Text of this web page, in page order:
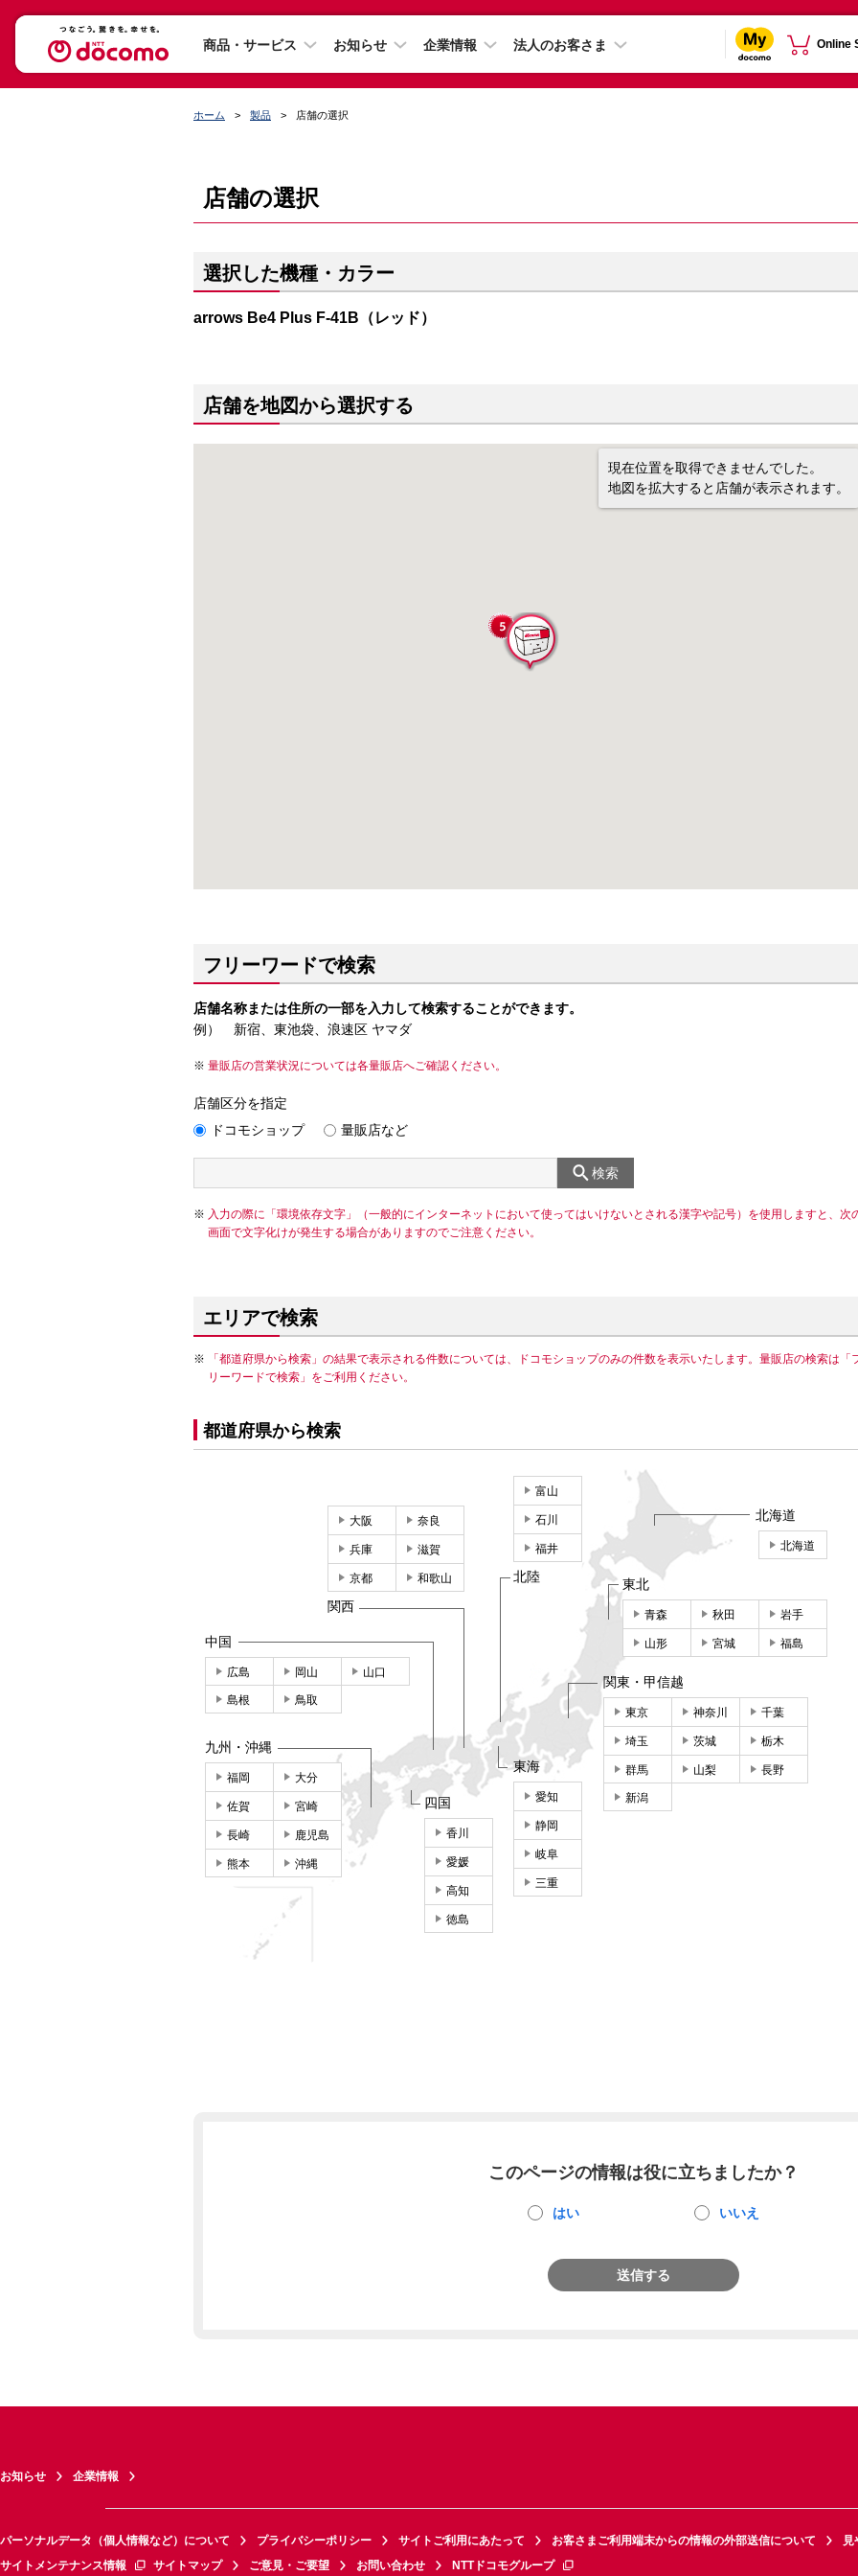
商品・サービス お知らせ 企業情報 法人のお客さま Online
ホーム 製品 店舗の選択
店舗の選択
選択した機種・カラー
arrows Be4 Plus F-41B（レッド）
店舗を地図から選択する
現在位置を取得できませんでした。
地図を拡大すると店舗が表示されます。
フリーワードで検索
店舗名称または住所の一部を入力して検索することができます。
例） 新宿、東池袋、浪速区 ヤマダ
量販店の営業状況については各量販店へご確認ください。
店舗区分を指定
ドコモショップ
量販店など
検索
入力の際に「環境依存文字」（一般的にインターネットにおいて使ってはいけないとされる漢字や記号）を使用しますと、次
画面で文字化けが発生する場合がありますのでご注意ください。
エリアで検索
「都道府県から検索」の結果で表示される件数については、ドコモショップのみの件数を表示いたします。量販店の検索は「
リーワードで検索」をご利用ください。
都道府県から検索
北海道
北海道
東北
青森 秋田 岩手
山形 宮城 福島
関東・甲信越
東京 神奈川 千葉
埼玉 茨城 栃木
群馬 山梨 長野
新潟
東海
愛知
静岡
岐阜
三重
富山
石川
福井
北陸
大阪 奈良
兵庫 滋賀
京都 和歌山
関西
中国
広島 岡山 山口
島根 鳥取
四国
香川
愛媛
高知
徳島
九州・沖縄
福岡 大分
佐賀 宮崎
長崎 鹿児島
熊本 沖縄
このページの情報は役に立ちましたか？
はい いいえ
送信する
お知らせ 企業情報
パーソナルデータ（個人情報など）について プライバシーポリシー サイトご利用にあたって お客さまご利用端末からの情報の外部送信について
見
サイトメンテナンス情報
サイトマップ ご意見・ご要望 お問い合わせ NTTドコモグループ